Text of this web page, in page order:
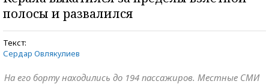
полосы и развалился
Текст:
Сердар Овлякулиев
На его борту находились до 194 пассажиров. Местные СМИ